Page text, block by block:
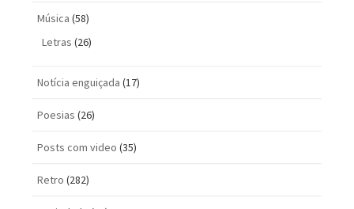
Música (58)
Letras (26)
Notícia enguiçada (17)
Poesias (26)
Posts com vi­deo (35)
Retro (282)